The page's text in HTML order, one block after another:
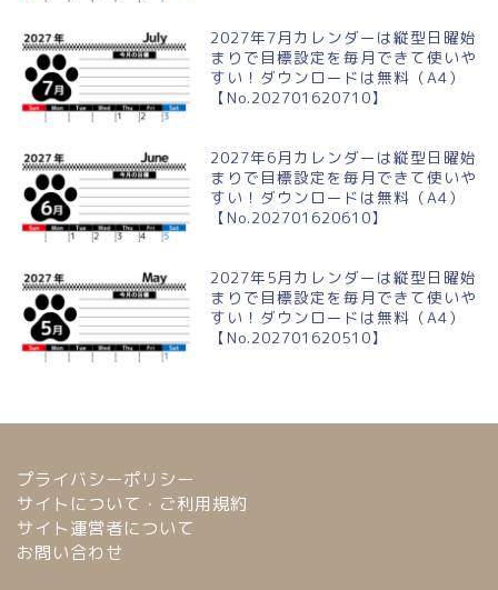
2027年7月カレンダーは縦型日曜始
まりで目標設定を毎月できて使いや
すい！ダウンロードは無料（A4）
【No.202701620710】
2027年6月カレンダーは縦型日曜始
まりで目標設定を毎月できて使いや
すい！ダウンロードは無料（A4）
【No.202701620610】
2027年5月カレンダーは縦型日曜始
まりで目標設定を毎月できて使いや
すい！ダウンロードは無料（A4）
【No.202701620510】
プライバシーポリシー
サイトについて・ご利用規約
サイト運営者について
お問い合わせ